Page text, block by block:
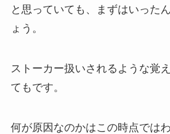
と思っていても、まずはいった
ょう。
ストーカー扱いされるような覚
てもです。
何が原因なのかはこの時点では